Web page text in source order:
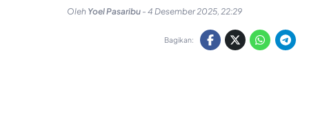
Oleh Yoel Pasaribu - 4 Desember 2025, 22:29
Bagikan: